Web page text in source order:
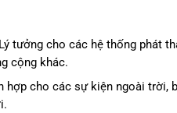
Lý tưởng cho các hệ thống phát
cộng khác.
hợp cho các sự kiện ngoài trời,